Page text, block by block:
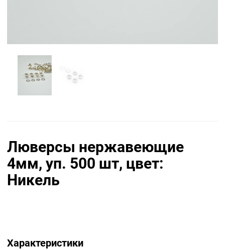
Люверсы нержавеющие
4мм, уп. 500 шт, цвет:
Никель
Характеристики